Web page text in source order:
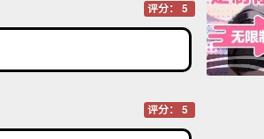
评分： 5
评分： 5